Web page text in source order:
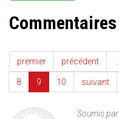
Commentaires
premier précédent
8 9 10 suivant
Soumis par